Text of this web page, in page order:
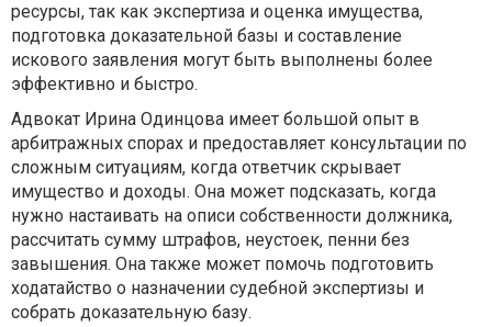
ресурсы, так как экспертиза и оценка имущества,
подготовка доказательной базы и составление
искового заявления могут быть выполнены более
эффективно и быстро.
Адвокат Ирина Одинцова имеет большой опыт в
арбитражных спорах и предоставляет консультации по
сложным ситуациям, когда ответчик скрывает
имущество и доходы. Она может подсказать, когда
нужно настаивать на описи собственности должника,
рассчитать сумму штрафов, неустоек, пенни без
завышения. Она также может помочь подготовить
ходатайство о назначении судебной экспертизы и
собрать доказательную базу.